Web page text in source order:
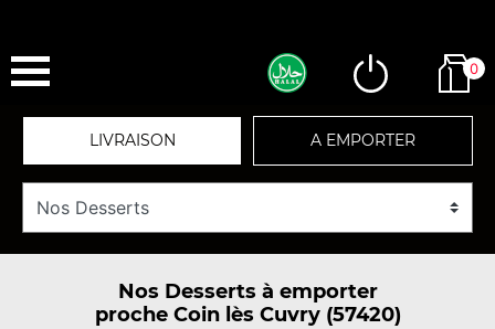
0
LIVRAISON A EMPORTER
Nos Desserts à emporter
proche Coin lès Cuvry (57420)